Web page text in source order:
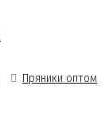
Пряники оптом